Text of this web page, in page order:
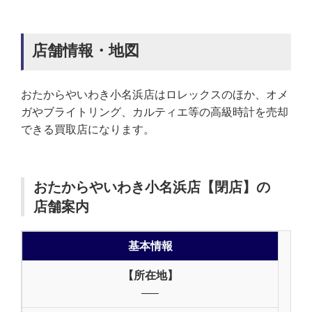
店舗情報・地図
おたからやいわき小名浜店はロレックスのほか、オメ
ガやブライトリング、カルティエ等の高級時計を売却
できる買取店になります。
おたからやいわき小名浜店【閉店】の
店舗案内
基本情報
【所在地】
—–